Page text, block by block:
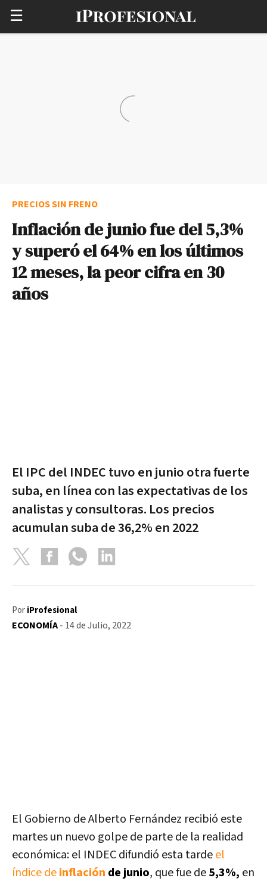
☰
PRECIOS SIN FRENO
Inflación de junio fue del 5,3%
y superó el 64% en los últimos
12 meses, la peor cifra en 30
años
El IPC del INDEC tuvo en junio otra fuerte
suba, en línea con las expectativas de los
analistas y consultoras. Los precios
acumulan suba de 36,2% en 2022
Por iProfesional
ECONOMÍA- 14 de Julio, 2022
El Gobierno de Alberto Fernández recibió este
martes un nuevo golpe de parte de la realidad
económica: el INDEC difundió esta tardeel
índice deinflación de junio, que fue de5,3%, en